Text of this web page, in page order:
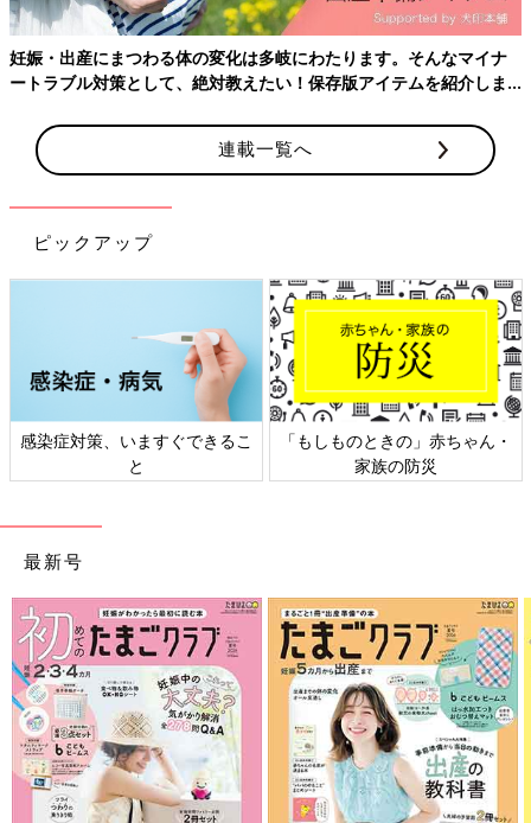
て、皆さん離乳食を楽しんでいるのが伝わってきました。ママも
ベビーもハッピーになるグッズ、これからもキャッチしてお伝え
したいです。（文・中山裕子）
があります。あらかじめご了承ください。
※記事の内容は記載当時の情報であり、現在と異なる場合があり
妊娠・出産にまつわる体の変化は多岐にわたります。そんなマイナ
ートラブル対策として、絶対教えたい！保存版アイテムを紹介しま
連載一覧へ
ピックアップ
感染症対策、いますぐできるこ
と
「もしものときの」赤ちゃん・
家族の防災
最新号